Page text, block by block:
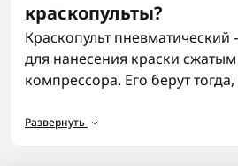
краскопульты?
Краскопульт
для нанесения краски
компрессора. Его берут
факела и более аккуратное
Развернуть